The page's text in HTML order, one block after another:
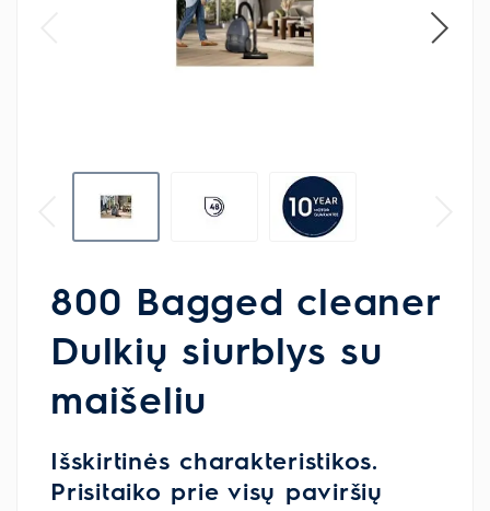
800 Bagged cleaner
Dulkių siurblys su
maišeliu
Išskirtinės charakteristikos.
Prisitaiko prie visų paviršių